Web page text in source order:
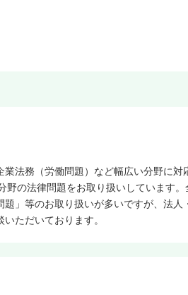
法務（労働問題）など幅広い分野に対
の法律問題をお取り扱いしています
」等のお取り扱いが多いですが、法人
ただいております。